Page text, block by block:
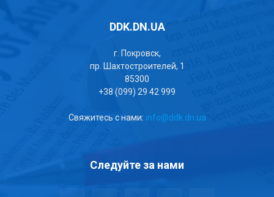
DDK.DN.UA
г. Покровск,
пр. Шахтостроителей, 1
85300
+38 (099) 29 42 999
Свяжитесь с нами: info@ddk.dn.ua
Следуйте за нами